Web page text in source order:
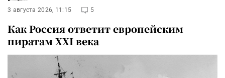
3 августа 2026, 11:15 5
Как Россия ответит европейским
пиратам XXI века